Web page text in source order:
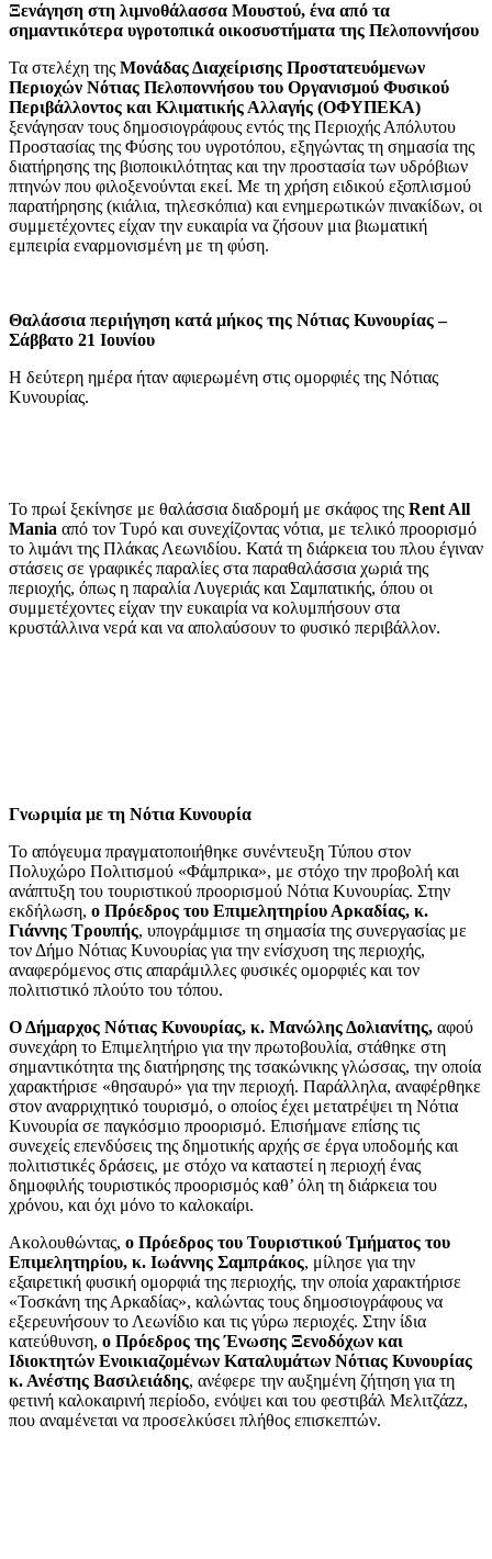
Ξενάγηση στη λιμνοθάλασσα Μουστού, ένα από τα
σημαντικότερα υγροτοπικά οικοσυστήματα της Πελοποννήσου
Τα στελέχη της Μονάδας Διαχείρισης Προστατευόμενων
Περιοχών Νότιας Πελοποννήσου του Οργανισμού Φυσικού
Περιβάλλοντος και Κλιματικής Αλλαγής (ΟΦΥΠΕΚΑ)
ξενάγησαν τους δημοσιογράφους εντός της Περιοχής Απόλυτου
Προστασίας της Φύσης του υγροτόπου, εξηγώντας τη σημασία της
διατήρησης της βιοποικιλότητας και την προστασία των υδρόβιων
πτηνών που φιλοξενούνται εκεί. Με τη χρήση ειδικού εξοπλισμού
παρατήρησης (κιάλια, τηλεσκόπια) και ενημερωτικών πινακίδων, οι
συμμετέχοντες είχαν την ευκαιρία να ζήσουν μια βιωματική
εμπειρία εναρμονισμένη με τη φύση.
Θαλάσσια περιήγηση κατά μήκος της Νότιας Κυνουρίας –
Σάββατο 21 Ιουνίου
Η δεύτερη ημέρα ήταν αφιερωμένη στις ομορφιές της Νότιας
Κυνουρίας.
Το πρωί ξεκίνησε με θαλάσσια διαδρομή με σκάφος της RentAll
Mania από τον Τυρό και συνεχίζοντας νότια, με τελικό προορισμό
το λιμάνι της Πλάκας Λεωνιδίου. Κατά τη διάρκεια του πλου έγιναν
στάσεις σε γραφικές παραλίες στα παραθαλάσσια χωριά της
περιοχής, όπως η παραλία Λυγεριάς και Σαμπατικής, όπου οι
συμμετέχοντες είχαν την ευκαιρία να κολυμπήσουν στα
κρυστάλλινα νερά και να απολαύσουν το φυσικό περιβάλλον.
Γνωριμία με τη Νότια Κυνουρία
Το απόγευμα πραγματοποιήθηκε συνέντευξη Τύπου στον
Πολυχώρο Πολιτισμού «Φάμπρικα», με στόχο την προβολή και
ανάπτυξη του τουριστικού προορισμού Νότια Κυνουρίας. Στην
εκδήλωση, ο Πρόεδρος του Επιμελητηρίου Αρκαδίας, κ.
Γιάννης Τρουπής, υπογράμμισε τη σημασία της συνεργασίας με
τον Δήμο Νότιας Κυνουρίας για την ενίσχυση της περιοχής,
αναφερόμενος στις απαράμιλλες φυσικές ομορφιές και τον
πολιτιστικό πλούτο του τόπου.
Ο Δήμαρχος Νότιας Κυνουρίας, κ. Μανώλης Δολιανίτης, αφού
συνεχάρη το Επιμελητήριο για την πρωτοβουλία, στάθηκε στη
σημαντικότητα της διατήρησης της τσακώνικης γλώσσας, την οποία
χαρακτήρισε «θησαυρό» για την περιοχή. Παράλληλα, αναφέρθηκε
στον αναρριχητικό τουρισμό, ο οποίος έχει μετατρέψει τη Νότια
Κυνουρία σε παγκόσμιο προορισμό. Επισήμανε επίσης τις
συνεχείς επενδύσεις της δημοτικής αρχής σε έργα υποδομής και
πολιτιστικές δράσεις, με στόχο να καταστεί η περιοχή ένας
δημοφιλής τουριστικός προορισμός καθ’ όλη τη διάρκεια του
χρόνου, και όχι μόνο το καλοκαίρι.
Ακολουθώντας, ο Πρόεδρος του Τουριστικού Τμήματος του
Επιμελητηρίου, κ. Ιωάννης Σαμπράκος, μίλησε για την
εξαιρετική φυσική ομορφιά της περιοχής, την οποία χαρακτήρισε
«Τοσκάνη της Αρκαδίας», καλώντας τους δημοσιογράφους να
εξερευνήσουν το Λεωνίδιο και τις γύρω περιοχές. Στην ίδια
κατεύθυνση, ο Πρόεδρος της Ένωσης Ξενοδόχων και
Ιδιοκτητών Ενοικιαζομένων Καταλυμάτων Νότιας Κυνουρίας
κ. Ανέστης Βασιλειάδης, ανέφερε την αυξημένη ζήτηση για τη
φετινή καλοκαιρινή περίοδο, ενόψει και του φεστιβάλ Μελιτζάzz,
που αναμένεται να προσελκύσει πλήθος επισκεπτών.